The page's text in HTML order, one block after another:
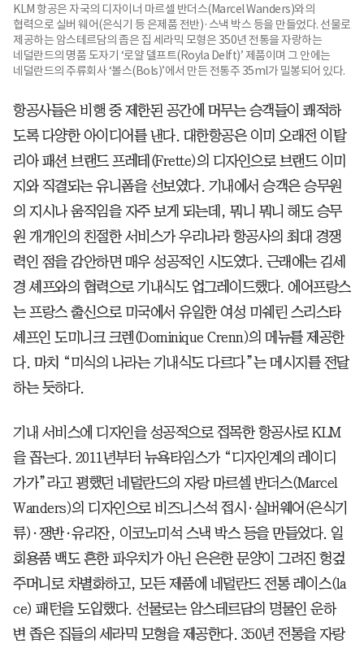
KLM 항공은 자국의 디자이너 마르셀 반더스(Marcel Wanders)와의
협력으로 실버 웨어(은식기 등 은제품 전반)·스낵 박스 등을 만들었다. 선물로
제공하는 암스테르담의 좁은 집 세라믹 모형은 350년 전통을 자랑하는
네덜란드의 명품 도자기 ‘로얄 델프트(Royla Delft)’ 제품이며 그 안에는
네덜란드의 주류회사 ‘볼스(Bols)’에서 만든 전통주 35ml가 밀봉되어 있다.
항공사들은 비행 중 제한된 공간에 머무는 승객들이 쾌적하
도록 다양한 아이디어를 낸다. 대한항공은 이미 오래전 이탈
리아 패션 브랜드 프레테(Frette)의 디자인으로 브랜드 이미
지와 직결되는 유니폼을 선보였다. 기내에서 승객은 승무원
의 지시나 움직임을 자주 보게 되는데, 뭐니 뭐니 해도 승무
원 개개인의 친절한 서비스가 우리나라 항공사의 최대 경쟁
력인 점을 감안하면 매우 성공적인 시도였다. 근래에는 김세
경 셰프와의 협력으로 기내식도 업그레이드했다. 에어프랑스
는 프랑스 출신으로 미국에서 유일한 여성 미쉐린 스리스타
셰프인 도미니크 크렌(Dominique Crenn)의 메뉴를 제공한
다. 마치 “미식의 나라는 기내식도 다르다”는 메시지를 전달
하는 듯하다.
기내 서비스에 디자인을 성공적으로 접목한 항공사로 KLM
을 꼽는다. 2011년부터 뉴욕타임스가 “디자인계의 레이디
가가”라고 평했던 네덜란드의 자랑 마르셀 반더스(Marcel
Wanders)의 디자인으로 비즈니스석 접시·실버웨어(은식기
류)·쟁반·유리잔, 이코노미석 스낵 박스 등을 만들었다. 일
회용품 백도 흔한 파우치가 아닌 은은한 문양이 그려진 헝겊
주머니로 차별화하고, 모든 제품에 네덜란드 전통 레이스(la
ce) 패턴을 도입했다. 선물로는 암스테르담의 명물인 운하
변 좁은 집들의 세라믹 모형을 제공한다. 350년 전통을 자랑